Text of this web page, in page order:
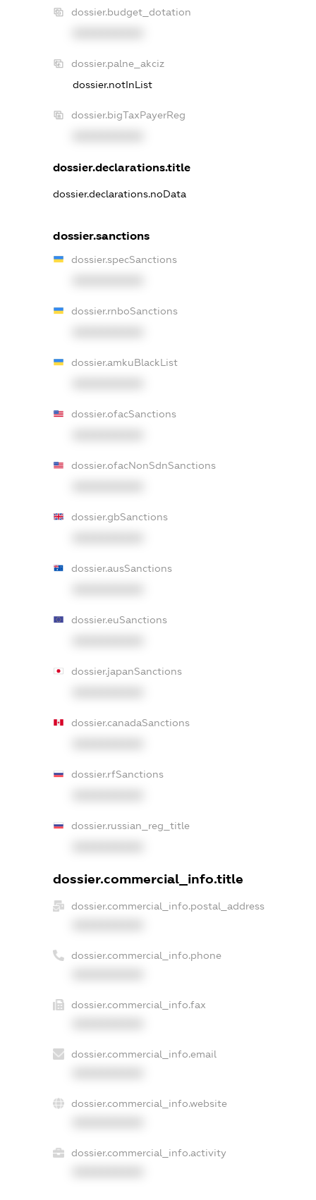
dossier.budget_dotation
dossier.palne_akciz
dossier.notInList
dossier.bigTaxPayerReg
dossier.declarations.title
dossier.declarations.noData
dossier.sanctions
dossier.specSanctions
dossier.rnboSanctions
dossier.amkuBlackList
dossier.ofacSanctions
dossier.ofacNonSdnSanctions
dossier.gbSanctions
dossier.ausSanctions
dossier.euSanctions
dossier.japanSanctions
dossier.canadaSanctions
dossier.rfSanctions
dossier.russian_reg_title
dossier.commercial_info.title
dossier.commercial_info.postal_address
dossier.commercial_info.phone
dossier.commercial_info.fax
dossier.commercial_info.email
dossier.commercial_info.website
dossier.commercial_info.activity